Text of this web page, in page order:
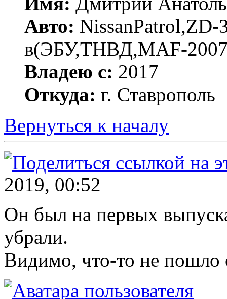
Авто:
в(ЭБУ,ТНВД,MAF-
Владею с: 2017
Откуда: г. Ставрополь
Вернуться к началу
2019, 00:52
Он был на первых
убрали.
Видимо, что-то не пошло